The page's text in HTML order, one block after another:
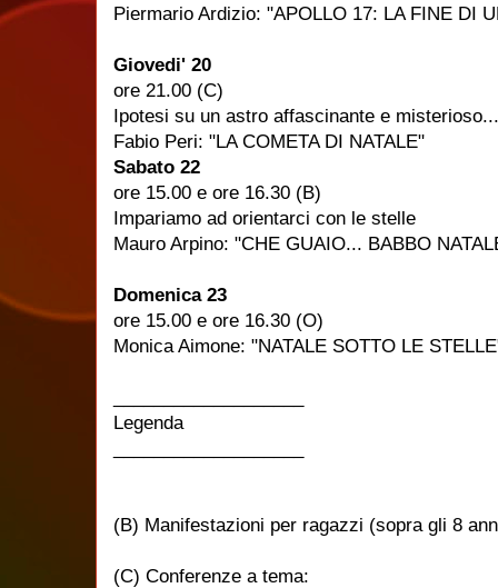
Piermario Ardizio: "APOLLO 17: LA FINE DI
Giovedi' 20
ore 21.00 (C)
Ipotesi su un astro affascinante e misterioso...
Fabio Peri: "LA COMETA DI NATALE"
Sabato 22
ore 15.00 e ore 16.30 (B)
Impariamo ad orientarci con le stelle
Mauro Arpino: "CHE GUAIO... BABBO
Domenica 23
ore 15.00 e ore 16.30 (O)
Monica Aimone: "NATALE SOTTO LE
Legenda
(B) Manifestazioni per ragazzi (sopra gli 8
(C) Conferenze a tema: